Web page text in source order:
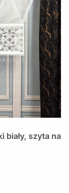
biały, szyta na